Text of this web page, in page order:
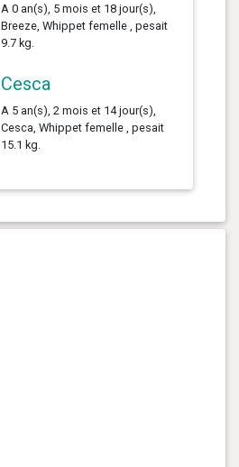
A 0 an(s), 5 mois et 18 jour(s),
Breeze, Whippet femelle , pesait
9.7 kg.
Cesca
A 5 an(s), 2 mois et 14 jour(s),
Cesca, Whippet femelle , pesait
15.1 kg.